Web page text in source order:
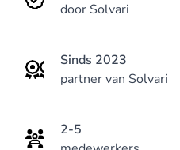
door Solvari
Sinds 2023
partner van Solvari
2-5